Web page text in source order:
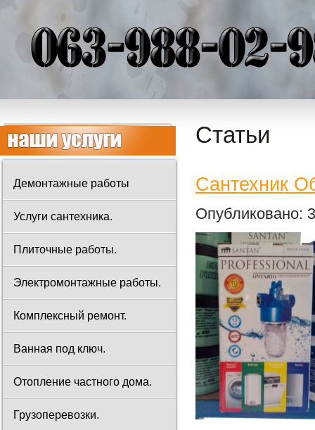
Демонтажные работы
Услуги сантехника.
Плиточные работы.
Электромонтажные работы.
Комплексный ремонт.
Ванная под ключ.
Отопление частного дома.
Грузоперевозки.
Статьи
Сантехник
Опубликовано: